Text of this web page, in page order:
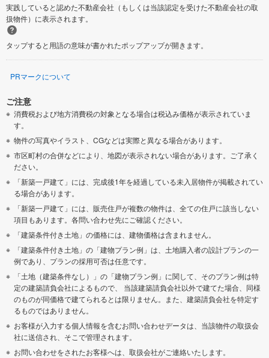
実践していると認めた不動産会社（もしくは当該認定を受けた不動産会社の取
扱物件）に表示されます。
タップすると用語の意味が書かれたポップアップが開きます。
PRマークについて
ご注意
消費税および地方消費税の対象となる場合は税込み価格が表示されていま
す。
物件の写真やイラスト、CGなどは実際と異なる場合があります。
市区町村の合併などにより、地図が表示されない場合があります。ご了承く
ださい。
「新築一戸建て」には、完成後1年を経過している未入居物件が掲載されてい
る場合があります。
「新築一戸建て」には、販売住戸が複数の物件は、全ての住戸に該当しない
項目もあります。各問い合わせ先にご確認ください。
「建築条件付き土地」の価格には、建物価格は含まれません。
「建築条件付き土地」の「建物プラン例」は、土地購入者の設計プランの一
例であり、プランの採用可否は任意です。
「土地（建築条件なし）」の「建物プラン例」に関して、そのプラン例は特
定の建築請負会社によるもので、 当該建築請負会社以外で建てた場合、同様
のものが同価格で建てられるとは限りません。また、建築請負会社を特定す
るものではありません。
お客様が入力する個人情報を含むお問い合わせデータは、当該物件の取扱会
社に送信され、そこで管理されます。
お問い合わせをされたお客様へは、取扱会社がご連絡いたします。